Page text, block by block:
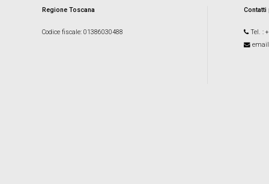
Regione Toscana
Codice fiscale: 01386030488 Tel. :
email